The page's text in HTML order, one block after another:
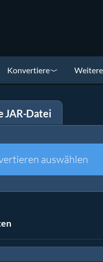
Konvertiere
JAR-Datei
auswählen